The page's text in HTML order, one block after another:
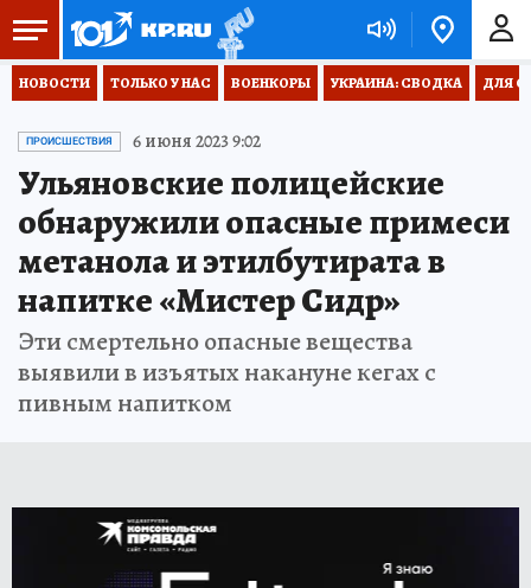
НОВОСТИ ТОЛЬКО У НАС ВОЕНКОРЫ УКРАИНА: СВОДКА ДЛЯ
ПРОИСШЕСТВИЯ 6 июня 2023 9:02
Ульяновские полицейские
обнаружили опасные примеси
метанола и этилбутирата в
напитке «Мистер Сидр»
Эти смертельно опасные вещества
выявили в изъятых накануне кегах с
пивным напитком